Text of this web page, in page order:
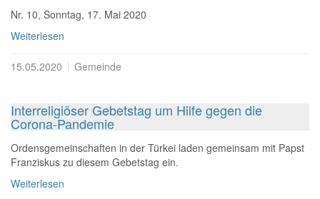
Nr. 10, Sonntag, 17. Mai 2020
Weiterlesen
15.05.2020 Gemeinde
Interreligiöser Gebetstag um Hilfe gegen die
Corona-Pandemie
Ordensgemeinschaften in der Türkei laden gemeinsam mit Papst
Franziskus zu diesem Gebetstag ein.
Weiterlesen